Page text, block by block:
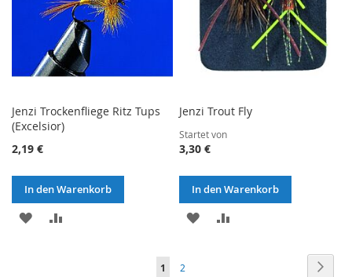
Jenzi Trockenfliege Ritz Tups
(Excelsior)
2,19 €
In den Warenkorb
ZUR
Jenzi Trout Fly
Startet von
3,30 €
In den Warenkorb
ZUR
Seite
Sie
1 Seite
2